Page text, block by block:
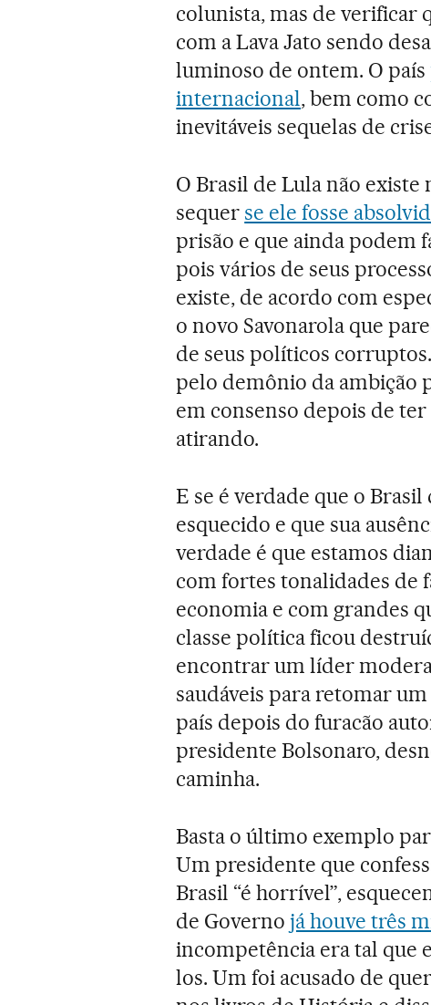
colunista, mas de verificar
com a Lava Jato sendo
luminoso de ontem. O país
internacional, bem como
inevitáveis sequelas de
O Brasil de Lula não
sequerse ele fosse
prisão e que ainda podem
pois vários de seus
existe, de acordo com
o novo Savonarola que
de seus políticos
pelo demônio da ambição
em consenso depois de
atirando.
E se é verdade que o
esquecido e que sua
verdade é que estamos
com fortes tonalidades de
economia e com grandes
classe política ficou
encontrar um líder
saudáveis para retomar
país depois do furacão
presidente Bolsonaro,
caminha.
Basta o último exemplo
Um presidente que
Brasil “é horrível”,
de Governojá houve três
incompetência era tal que
los. Um foi acusado de